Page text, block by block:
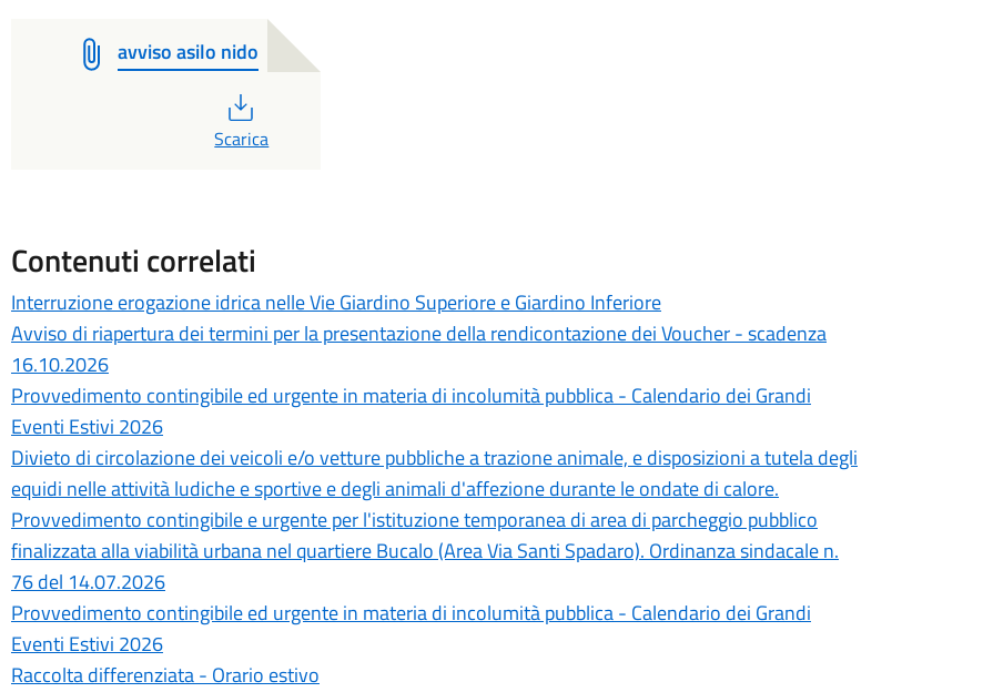
avviso asilo nido
Scarica
Contenuti correlati
Interruzione erogazione idrica nelle Vie Giardino Superiore e Giardino Inferiore
Avviso di riapertura dei termini per la presentazione della rendicontazione dei Voucher - scadenza
16.10.2026
Provvedimento contingibile ed urgente in materia di incolumità pubblica - Calendario dei Grandi
Eventi Estivi 2026
Divieto di circolazione dei veicoli e/o vetture pubbliche a trazione animale, e disposizioni a tutela degli
equidi nelle attività ludiche e sportive e degli animali d'affezione durante le ondate di calore.
Provvedimento contingibile e urgente per l'istituzione temporanea di area di parcheggio pubblico
finalizzata alla viabilità urbana nel quartiere Bucalo (Area Via Santi Spadaro). Ordinanza sindacale n.
76 del 14.07.2026
Provvedimento contingibile ed urgente in materia di incolumità pubblica - Calendario dei Grandi
Eventi Estivi 2026
Raccolta differenziata - Orario estivo